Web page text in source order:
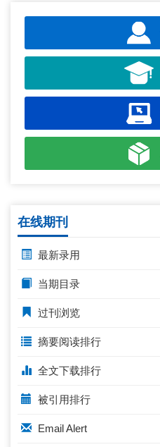
在线期刊
最新录用
当期目录
过刊浏览
摘要阅读排行
全文下载排行
被引用排行
Email Alert